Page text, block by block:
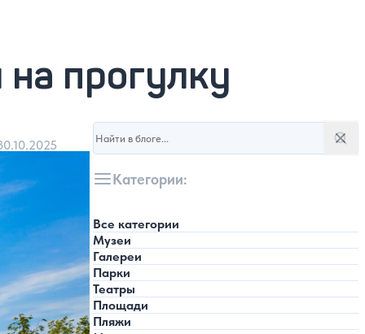
прогулку
Категории:
Все категории
Музеи
Галереи
Парки
Театры
Площади
Пляжи